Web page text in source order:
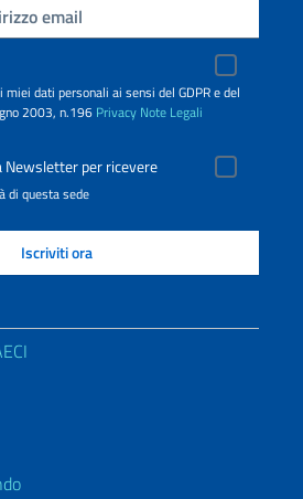
dati personali ai sensi del GDPR e del
2003, n.196 Privacy Note Legali
Newsletter per ricevere
di questa sede